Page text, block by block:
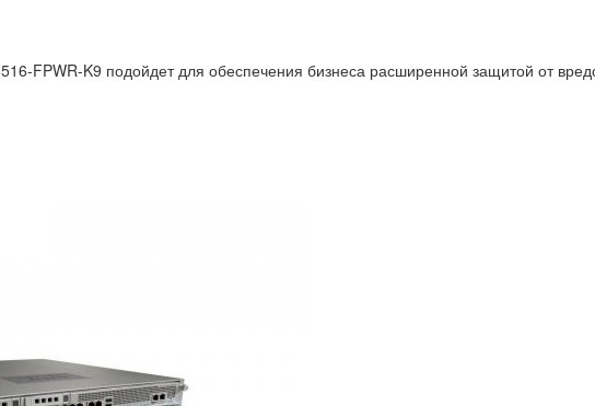
FPWR-K9 подойдет для обеспечения бизнеса расширенной защитой от